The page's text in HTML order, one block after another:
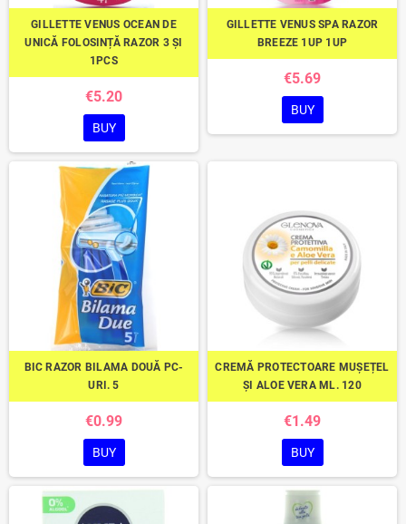
GILLETTE VENUS OCEAN DE
UNICĂ FOLOSINȚĂ RAZOR 3 ȘI
1PCS
€5.20
BUY
GILLETTE VENUS SPA RAZOR
BREEZE 1UP 1UP
€5.69
BUY
BIC RAZOR BILAMA DOUĂ PC-
URI. 5
€0.99
BUY
CREMĂ PROTECTOARE MUȘEȚEL
ȘI ALOE VERA ML. 120
€1.49
BUY